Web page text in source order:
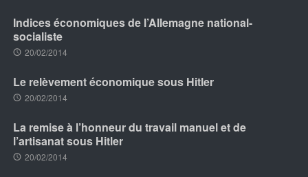
Indices économiques de l’Allemagne national-
socialiste
20/02/2014
Le relèvement économique sous Hitler
20/02/2014
La remise à l’honneur du travail manuel et de
l’artisanat sous Hitler
20/02/2014